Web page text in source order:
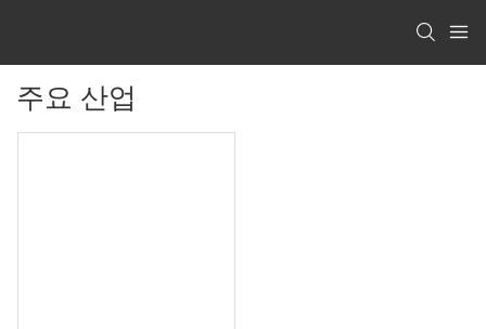
주요 산업